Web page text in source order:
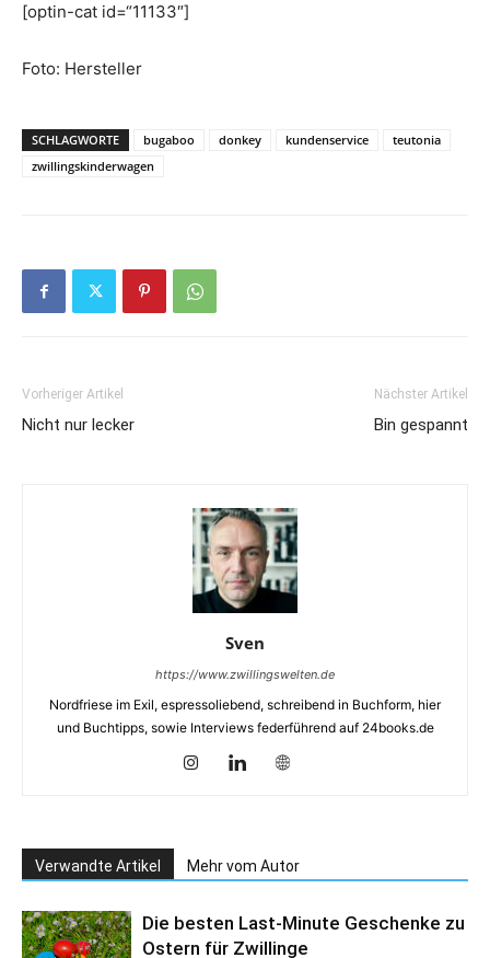
[optin-cat id=“11133″]
Foto: Hersteller
SCHLAGWORTE bugaboo donkey kundenservice
teutonia
zwillingskinderwagen
Vorheriger Artikel
Nicht nur lecker
Nächster Artikel
Bin gespannt
Sven
https://www.zwillingswelten.de
Nordfriese im Exil, espressoliebend, schreibend in Buchform, hier
und Buchtipps, sowie Interviews federführend auf 24books.de
Verwandte Artikel Mehr vom Autor
Die besten Last-Minute Geschenke zu
Ostern für Zwillinge